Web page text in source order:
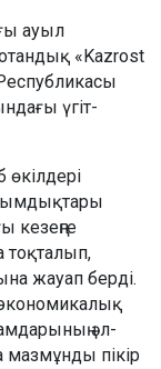
ауыл
«Kazrost
үгіт-
кезеңге
тоқталып,
жауап берді.
экономикалық
әл-
пікір